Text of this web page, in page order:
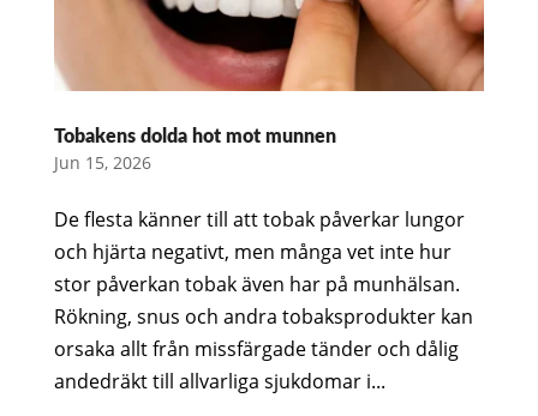
Tobakens dolda hot mot munnen
Jun 15, 2026
De flesta känner till att tobak påverkar lungor
och hjärta negativt, men många vet inte hur
stor påverkan tobak även har på munhälsan.
Rökning, snus och andra tobaksprodukter kan
orsaka allt från missfärgade tänder och dålig
andedräkt till allvarliga sjukdomar i...